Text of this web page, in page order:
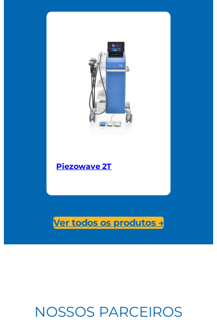
Piezowave 2T
Ver todos os produtos →
NOSSOS PARCEIROS